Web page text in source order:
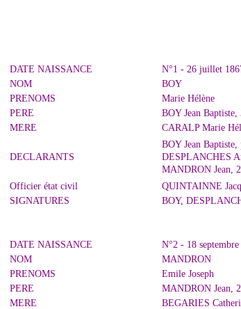
DATE NAISSANCE
N°1 - 26 juillet
NOM
BOY
PRENOMS
Marie Hélène
PERE
BOY Jean
MERE
CARALP Marie
DECLARANTS
BOY Jean
DESPLANCHES
MANDRON Jean,
Officier état civil
QUINTAINNE
SIGNATURES
BOY,
DATE NAISSANCE
N°2 - 18
NOM
MANDRON
PRENOMS
Emile Joseph
PERE
MANDRON Jean,
MERE
BEGARIES